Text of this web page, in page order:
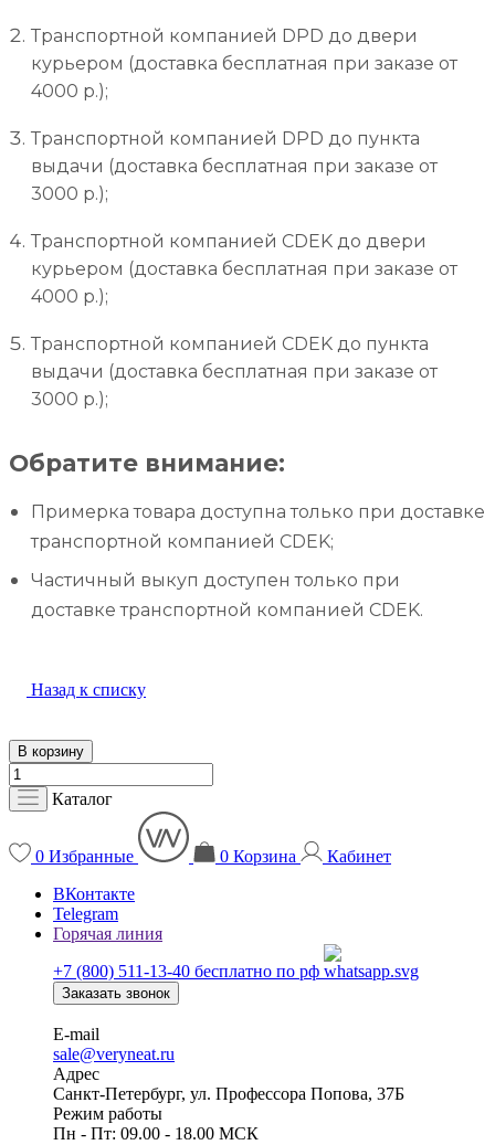
Транспортной компанией DPD до двери
курьером (доставка бесплатная при заказе от
4000 р.);
Транспортной компанией DPD до пункта
выдачи (доставка бесплатная при заказе от
3000 р.);
Транспортной компанией CDEK до двери
курьером (доставка бесплатная при заказе от
4000 р.);
Транспортной компанией CDEK до пункта
выдачи (доставка бесплатная при заказе от
3000 р.);
Обратите внимание:
Примерка товара доступна только при доставке
транспортной компанией CDEK;
Частичный выкуп доступен только при
доставке транспортной компанией CDEK.
Назад к списку
В корзину
Каталог
0 Избранные 0 Корзина
Кабинет
ВКонтакте
Telegram
Горячая линия
+7 (800) 511-13-40 бесплатно по рф
Заказать звонок
E-mail
sale@veryneat.ru
Адрес
Санкт-Петербург, ул. Профессора Попова, 37Б
Режим работы
Пн - Пт: 09.00 - 18.00 МСК